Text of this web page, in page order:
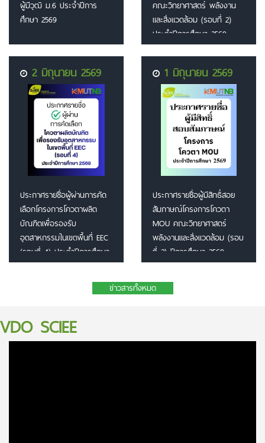
ผู้มีวุฒิ ม.6 ประจำปีการ
ศึกษา 2569
คณะวิทยาศาสตร์ พลังงาน
และสิ่งแวดล้อม (รอบที่ 2)
ประจำปีการศึกษา 2569
2 มิถุนายน 2569
ประกาศรายชื่อผู้ผ่านการคัด
เลือกโครงการโควตาผลิต
บัณฑิตเพื่อรองรับ
อุตสาหกรรมในเขตพื้นที่ EEC
(รอบที่ 4) ประจำปีการศึกษา
2569
1 มิถุนายน 2569
ประกาศรายชื่อผู้มีสิทธิ์สอย
สัมภาษณ์โครงการโควตา
MOU คณะวิทยาศาสตร์
พลังงานและสิ่งแวดล้อม (รอบ
ที่ 2) ปีการศึกษา 2569
ข่าวสารทั้งหมด
VDO SCIEE